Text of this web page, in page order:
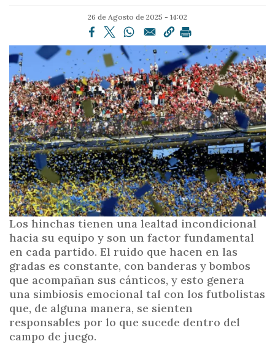
i
o
p
r
i
n
c
i
p
a
l
26 de Agosto de 2025 - 14:02
Los hinchas tienen una lealtad incondicional
hacia su equipo y son un factor fundamental
en cada partido. El ruido que hacen en las
gradas es constante, con banderas y bombos
que acompañan sus cánticos, y esto genera
una simbiosis emocional tal con los futbolistas
que, de alguna manera, se sienten
responsables por lo que sucede dentro del
campo de juego.